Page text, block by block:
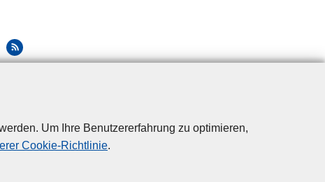
Um Ihre Benutzererfahrung zu optimieren,
Cookie-Richtlinie.